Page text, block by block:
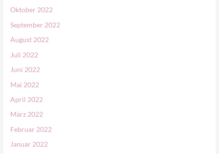
Oktober 2022
September 2022
August 2022
Juli 2022
Juni 2022
Mai 2022
April 2022
März 2022
Februar 2022
Januar 2022